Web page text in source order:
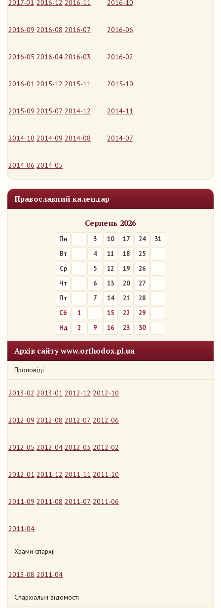
2017-01 2016-12 2016-11 2016-10
2016-09 2016-08 2016-07 2016-06
2016-05 2016-04 2016-03 2016-02
2016-01 2015-12 2015-11 2015-10
2015-09 2015-07 2014-12 2014-11
2014-10 2014-09 2014-08 2014-07
2014-06 2014-05
Православний календар
Серпень 2026
Пн 3 10 17 24
31
Вт
4 11 18
25
Ср
5 12 19
26
Чт
6 13 20
27
Пт
7 14 21
28
Сб
1 15 22
29
Нд
2 9 16 23 30
Архів сайту www.orthodox.pl.ua
Проповіді
2013-02 2013-01 2012-12 2012-10
2012-09 2012-08 2012-07 2012-06
2012-05 2012-04 2012-03 2012-02
2012-01 2011-12 2011-11 2011-10
2011-09 2011-08 2011-07 2011-06
2011-04
Храми єпархії
2013-08 2011-04
Єпархіальні відомості